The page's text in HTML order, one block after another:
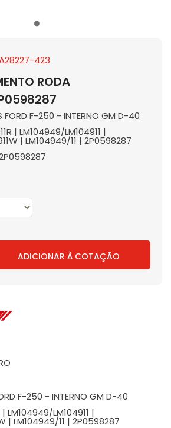
423
RODA
F-250 - INTERNO GM D-40
| LM104949/LM104911 |
| LM104949/11 | 2P0598287
ADICIONAR À COTAÇÃO
F-250 - INTERNO GM D-40
LM104949/LM104911 |
| LM104949/11 | 2P0598287